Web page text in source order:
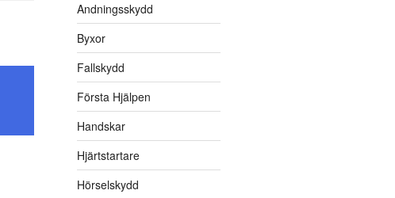
Andningsskydd
Byxor
Fallskydd
Första Hjälpen
Handskar
Hjärtstartare
Hörselskydd